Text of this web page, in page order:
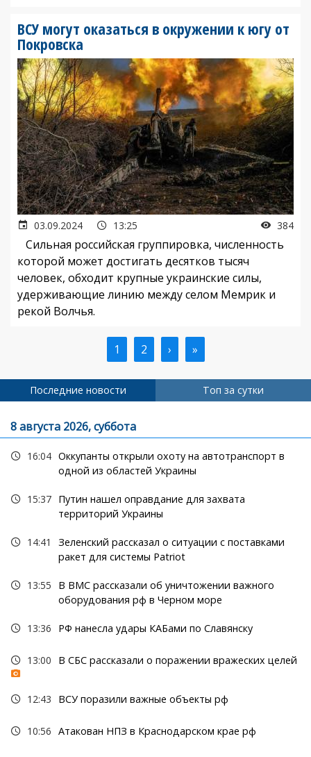
ВСУ могут оказаться в окружении к югу от
Покровска
03.09.2024 13:25 384
Сильная российская группировка, численность
которой может достигать десятков тысяч
человек, обходит крупные украинские силы,
удерживающие линию между селом Мемрик и
рекой Волчья.
Текущая
страница
1 Страница
2 Следующая
страница
› Последняя
страница
»
Последние новости Топ за сутки
8 августа 2026, суббота
16:04 Оккупанты открыли охоту на автотранспорт в
одной из областей Украины
15:37 Путин нашел оправдание для захвата
территорий Украины
14:41
Зеленский рассказал о ситуации с поставками
ракет для системы Patriot
13:55
В ВМС рассказали об уничтожении важного
оборудования рф в Черном море
13:36 РФ нанесла удары КАБами по Славянску
13:00 В СБС рассказали о поражении вражеских целей
12:43 ВСУ поразили важные объекты рф
10:56 Атакован НПЗ в Краснодарском крае рф